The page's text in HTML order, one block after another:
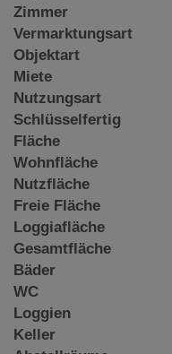
Zimmer
Vermarktungsart
Objektart
Miete
Nutzungsart
Schlüsselfertig
Fläche
Wohnfläche
Nutzfläche
Freie Fläche
Loggiafläche
Gesamtfläche
Bäder
WC
Loggien
Keller